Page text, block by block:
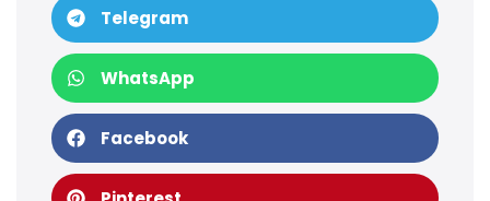
Telegram
WhatsApp
Facebook